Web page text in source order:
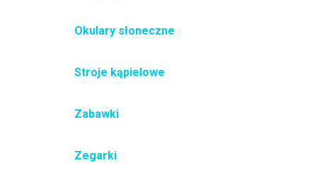
Okulary słoneczne
Stroje kąpielowe
Zabawki
Zegarki